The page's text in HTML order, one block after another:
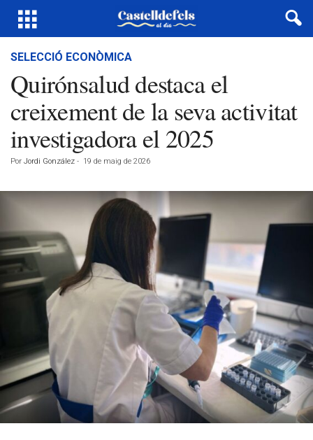
SELECCIÓ ECONÒMICA
Quirónsalud destaca el
creixement de la seva activitat
investigadora el 2025
Por Jordi González - 19 de maig de 2026